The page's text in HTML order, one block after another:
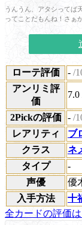
うんうん、アタシってば
ってことだもんね！さぁ
ローテ評価 - /
アンリミ評
価
7.0
2Pickの評価 - /
レアリティ
ブ
クラス
ネ
タイプ
-
声優
優
入手方法
十
全カードの評価